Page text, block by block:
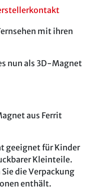
mit ihren
nun als 3D-Magnet
aus Ferrit
geeignet für Kinder
Kleinteile.
die Verpackung
enthält.